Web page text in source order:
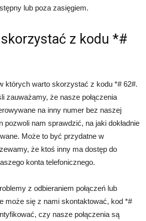
lub poza zasięgiem.
z kodu *#
których warto skorzystać z kodu *# 62#.
zauważamy, że nasze połączenia
na inny numer bez naszej
pozwoli nam sprawdzić, na jaki dokładnie
Może to być przydatne w
że ktoś inny ma dostęp do
konta telefonicznego.
z odbieraniem połączeń lub
może się z nami skontaktować, kod *#
czy nasze połączenia są